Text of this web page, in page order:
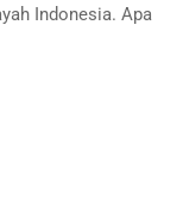
Indonesia. Apa